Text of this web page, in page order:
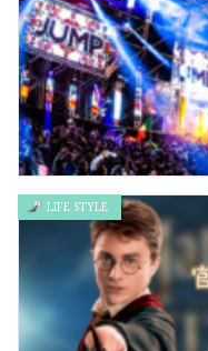
Road to Ultra 國際戶外電
LIFE STYLE